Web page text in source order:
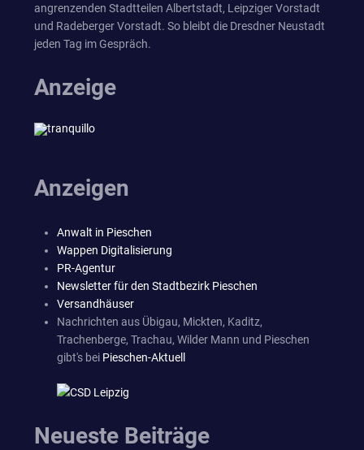
angrenzenden Stadtteilen Albertstadt, Leipziger Vorstadt
und Radeberger Vorstadt. So bleibt die Dresdner Neustadt
jeden Tag im Gespräch.
Anzeige
Anzeigen
Anwalt in Pieschen
Wappen Digitalisierung
PR-Agentur
Newsletter für den Stadtbezirk Pieschen
Versandhäuser
Nachrichten aus Übigau, Mickten, Kaditz,
Trachenberge, Trachau, Wilder Mann und Pieschen
gibt's bei Pieschen-Aktuell
Neueste Beiträge